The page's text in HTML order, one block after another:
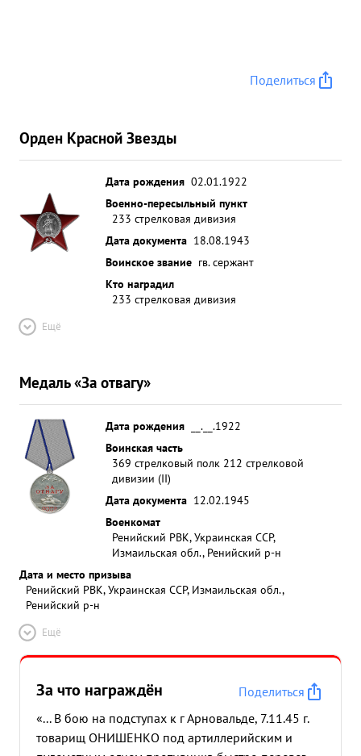
Поделиться
Орден Красной Звезды
Дата рождения 02.01.1922
Военно-пересыльный пункт
233 стрелковая дивизия
Дата документа 18.08.1943
Воинское звание гв. сержант
Кто наградил
233 стрелковая дивизия
Ещё
Медаль «За отвагу»
Дата рождения
__.__.1922
Воинская часть
369 стрелковый полк 212 стрелковой
дивизии (II)
Дата документа 12.02.1945
Военкомат
Ренийский РВК, Украинская ССР,
Измаильская обл., Ренийский р-н
Дата и место призыва
Ренийский РВК, Украинская ССР, Измаильская обл.,
Ренийский р-н
Ещё
За что награждён
Поделиться
«... В бою на подступах к г Арновальде, 7.11.45 г.
товарищ ОНИШЕНКО под артиллерийским и